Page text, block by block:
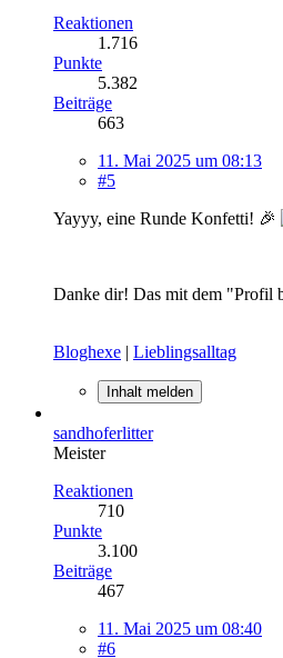
Reaktionen
1.716
Punkte
5.382
Beiträge
663
11. Mai 2025 um 08:13
#5
Yayyy, eine Runde Konfetti! 🎉
Danke dir! Das mit dem "Profil
Bloghexe | Lieblingsalltag
Inhalt melden
sandhoferlitter
Meister
Reaktionen
710
Punkte
3.100
Beiträge
467
11. Mai 2025 um 08:40
#6